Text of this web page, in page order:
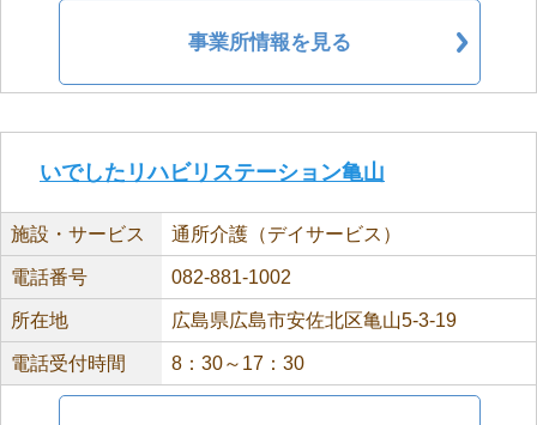
事業所情報を見る
いでしたリハビリステーション亀山
施設・サービス 通所介護（デイサービス）
電話番号 082-881-1002
所在地 広島県広島市安佐北区亀山5-3-19
電話受付時間 8：30～17：30